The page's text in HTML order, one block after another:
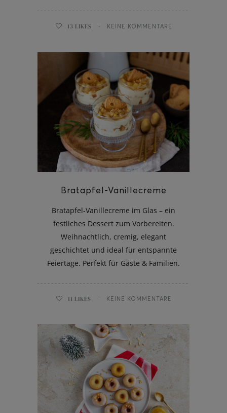
13 LIKES KEINE KOMMENTARE
Bratapfel-Vanillecreme
Bratapfel-Vanillecreme im Glas – ein
festliches Dessert zum Vorbereiten.
Weihnachtlich, cremig, elegant
geschichtet und ideal für entspannte
Feiertage. Perfekt für Gäste & Familien.
11 LIKES KEINE KOMMENTARE